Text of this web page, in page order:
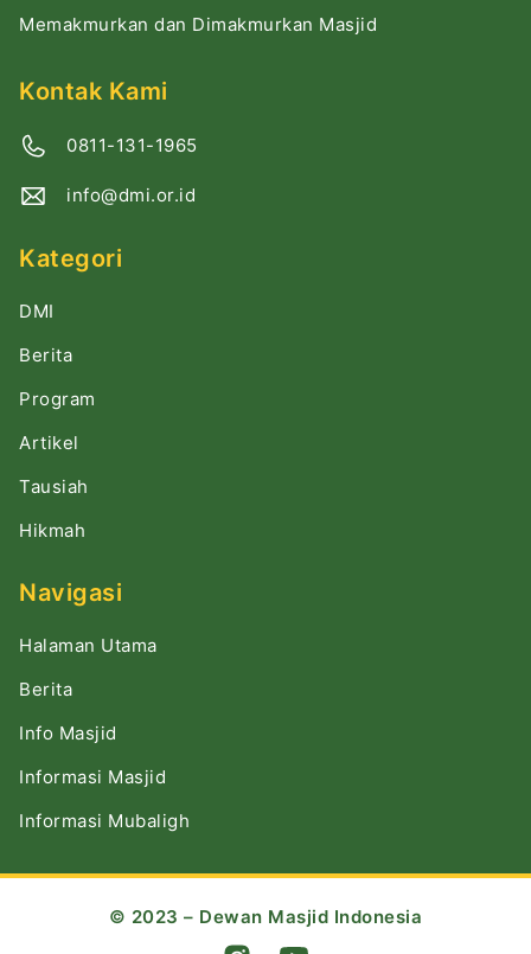
Memakmurkan dan Dimakmurkan Masjid
Kontak Kami
0811-131-1965
info@dmi.or.id
Kategori
DMI
Berita
Program
Artikel
Tausiah
Hikmah
Navigasi
Halaman Utama
Berita
Info Masjid
Informasi Masjid
Informasi Mubaligh
© 2023 – Dewan Masjid Indonesia